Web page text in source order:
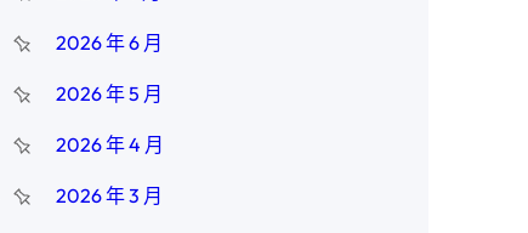
2026 年 6 月
2026 年 5 月
2026 年 4 月
2026 年 3 月